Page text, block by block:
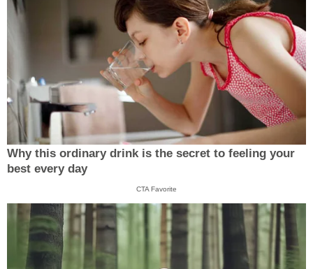
Why this ordinary drink is the secret to feeling your
best every day
CTA Favorite